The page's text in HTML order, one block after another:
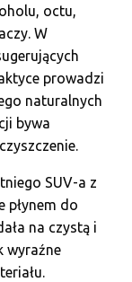
octu,
W
prowadzi
naturalnych
bywa
SUV-a z
płynem do
na czystą i
wyraźne